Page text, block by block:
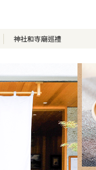
神社和寺廟巡禮